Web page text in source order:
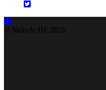
© Skövde HF 2026